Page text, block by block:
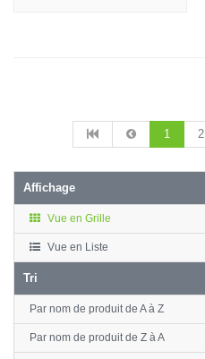
1 2
Affichage
Vue en Grille
Vue en Liste
Tri
Par nom de produit de A à Z
Par nom de produit de Z à A